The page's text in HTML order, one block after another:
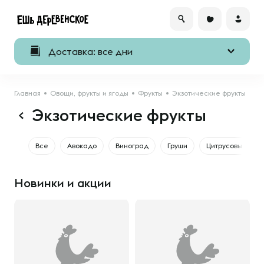
Доставка: все дни
Главная Овощи, фрукты и ягоды Фрукты Экзотические фрукты
Экзотические фрукты
Все Авокадо Виноград Груши Цитрусовые
Новинки и акции